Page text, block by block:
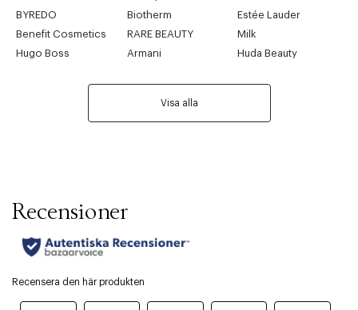
BYREDO
Biotherm
Estée Lauder
Benefit Cosmetics
RARE BEAUTY
Milk
Hugo Boss
Armani Huda Beauty
Visa alla